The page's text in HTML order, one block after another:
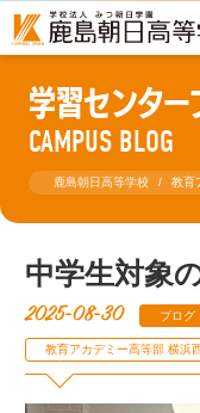
学習センター
CAMPUS BLOG
鹿島朝日高等学校 教育
中学生対象
2025-08-30 ブログ
教育アカデミー高等部 横浜